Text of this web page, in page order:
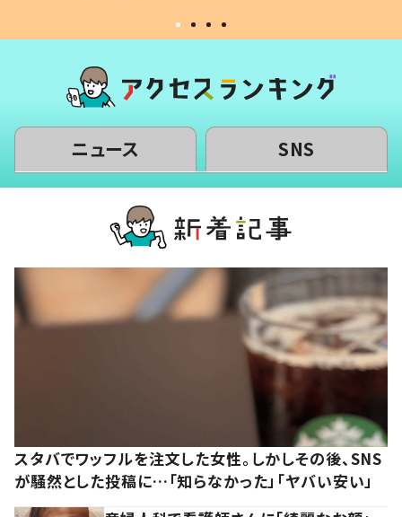
ニュース SNS
スタバでワッフルを注文した女性。しかしその後、SNS
が騒然とした投稿に…「知らなかった」「ヤバい安い」